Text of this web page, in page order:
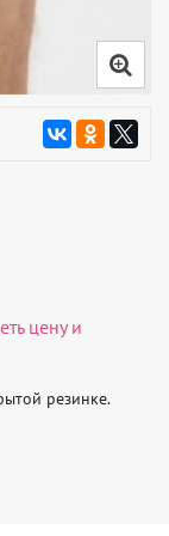
цену и
резинке.